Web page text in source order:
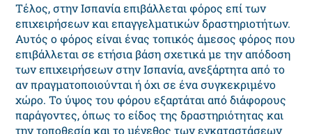
Τέλος, στην Ισπανία επιβάλλεται φόρος επί των
επιχειρήσεων και επαγγελματικών δραστηριοτήτων.
Αυτός ο φόρος είναι ένας τοπικός άμεσος φόρος που
επιβάλλεται σε ετήσια βάση σχετικά με την απόδοση
των επιχειρήσεων στην Ισπανία, ανεξάρτητα από το
αν πραγματοποιούνται ή όχι σε ένα συγκεκριμένο
χώρο. Το ύψος του φόρου εξαρτάται από διάφορους
παράγοντες, όπως το είδος της δραστηριότητας και
την τοποθεσία και το μέγεθος των εγκαταστάσεων